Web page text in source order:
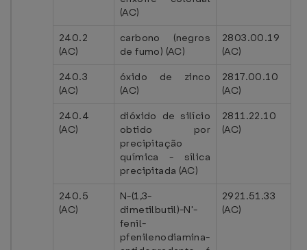
(AC)
240.2
(AC)
carbono (negros
de fumo) (AC)
2803.00.19
(AC)
240.3
(AC)
óxido de zinco
(AC)
2817.00.10
(AC)
240.4
(AC)
dióxido de silício
obtido por
precipitação
química - sílica
precipitada (AC)
2811.22.10
(AC)
240.5
(AC)
N-(1,3-
dimetilbutil)-N'-
fenil-
pfenilenodiamina-
2921.51.33
(AC)